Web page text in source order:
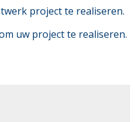
project te realiseren.
uw project te realiseren.